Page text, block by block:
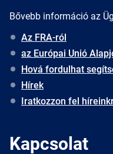
Bővebb információ az
Az FRA-ról
az Európai Unió
Hová fordulhat
Hírek
Iratkozzon fel
Kapcsolat